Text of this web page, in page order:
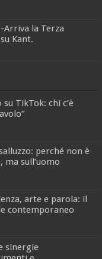
Arriva la Terza
Kant.
TikTok: chi c’è
perché non è
ma sull’uomo
arte e parola: il
contemporaneo
sinergie